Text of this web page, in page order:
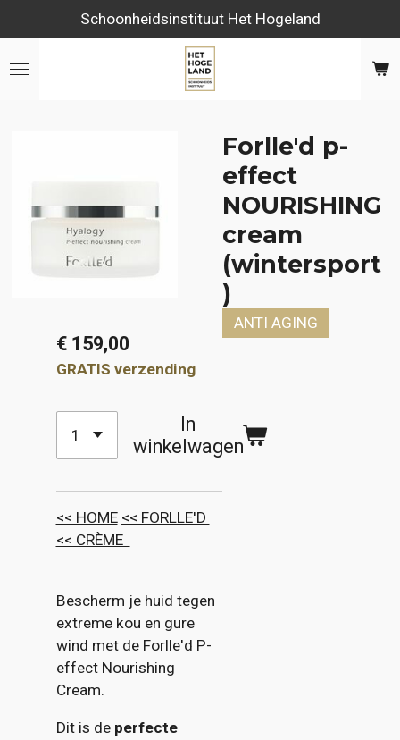
direct
naar
Schoonheidsinstituut Het Hogeland
Forlle'd p-
effect
NOURISHING
cream
(wintersport
)
ANTI AGING
€ 159,00
GRATIS verzending
In
winkelwagen
<< HOME << FORLLE'D
<< CRÈME
Bescherm je huid tegen
extreme kou en gure
wind met de Forlle'd P-
effect Nourishing
Cream.
Dit is de perfecte